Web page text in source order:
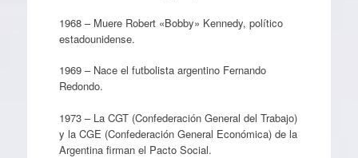
1968 – Muere Robert «Bobby» Kennedy, político
estadounidense.
1969 – Nace el futbolista argentino Fernando
Redondo.
1973 – La CGT (Confederación General del Trabajo)
y la CGE (Confederación General Económica) de la
Argentina firman el Pacto Social.